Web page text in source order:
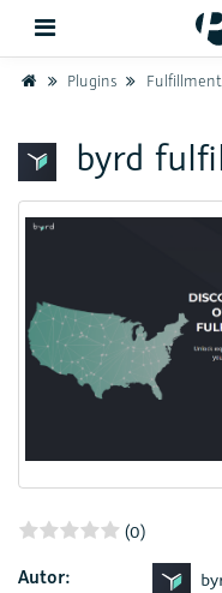
Zurück
Support
Hardware
HomePlugins
byrd
(0)
Autor: